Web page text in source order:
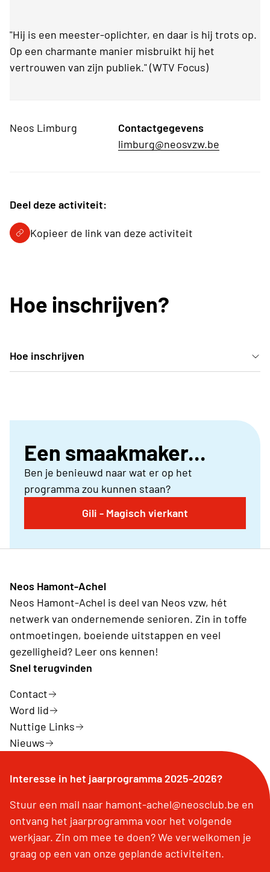
"Hij is een meester-oplichter, en daar is hij trots op.
Op een charmante manier misbruikt hij het
vertrouwen van zijn publiek." (WTV Focus)
Neos Limburg
Contactgegevens
limburg@neosvzw.be
Deel deze activiteit:
Kopieer de link van deze activiteit
Hoe inschrijven?
Hoe inschrijven
Een smaakmaker...
Ben je benieuwd naar wat er op het
programma zou kunnen staan?
Gili - Magisch vierkant
Neos Hamont-Achel
Neos Hamont-Achel is deel van Neos vzw, hét
netwerk van ondernemende senioren. Zin in toffe
ontmoetingen, boeiende uitstappen en veel
gezelligheid? Leer ons kennen!
Snel terugvinden
Contact
Word lid
Nuttige Links
Nieuws
Interesse in het jaarprogramma 2025-2026?
Stuur een mail naar hamont-achel@neosclub.be en
ontvang het jaarprogramma voor het volgende
werkjaar. Zin om mee te doen? We verwelkomen je
graag op een van onze geplande activiteiten.